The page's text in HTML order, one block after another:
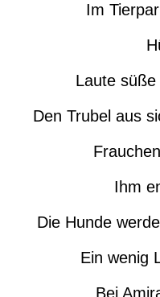
Im
Laute
Den Trubel aus
Ihm
Die Hunde
Ein wenig
Bei